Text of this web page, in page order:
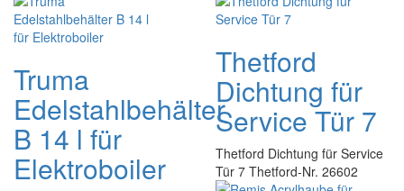
Truma
Edelstahlbehälter
B 14 l für
Elektroboiler
Thetford
Dichtung für
Service Tür 7
Thetford Dichtung für Service
Tür 7 Thetford-Nr. 26602